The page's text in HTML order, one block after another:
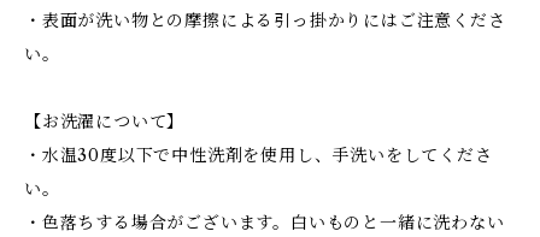
・表面が洗い物との摩擦による引っ掛かりにはご注意くださ
い。
【お洗濯について】
・水温30度以下で中性洗剤を使用し、手洗いをしてくださ
い。
・色落ちする場合がございます。白いものと一緒に洗わない